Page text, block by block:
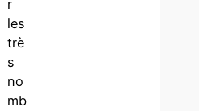
r
les
trè
s
no
mb